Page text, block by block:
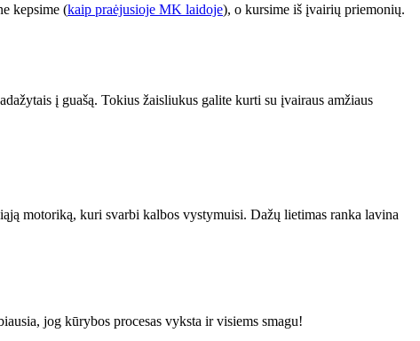
kepsime (kaip praėjusioje MK laidoje), o kursime iš įvairių priemonių.
į guašą. Tokius žaisliukus galite kurti su įvairaus amžiaus
motoriką, kuri svarbi kalbos vystymuisi. Dažų lietimas ranka lavina
jog kūrybos procesas vyksta ir visiems smagu!